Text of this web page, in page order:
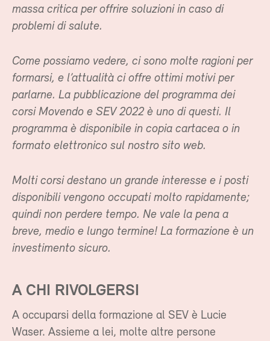
massa critica per offrire soluzioni in caso di
problemi di salute.
Come possiamo vedere, ci sono molte ragioni per
formarsi, e l’attualità ci offre ottimi motivi per
parlarne. La pubblicazione del programma dei
corsi Movendo e SEV 2022 è uno di questi. Il
programma è disponibile in copia cartacea o in
formato elettronico sul nostro sito web.
Molti corsi destano un grande interesse e i posti
disponibili vengono occupati molto rapidamente;
quindi non perdere tempo. Ne vale la pena a
breve, medio e lungo termine! La formazione è un
investimento sicuro.
A CHI RIVOLGERSI
A occuparsi della formazione al SEV è Lucie
Waser. Assieme a lei, molte altre persone